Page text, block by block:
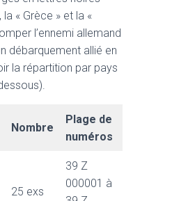
la « Grèce » et la «
l’ennemi allemand
débarquement allié en
la répartition par pays
Nombre
Plage de
numéros
25 exs
39 Z
000001 à